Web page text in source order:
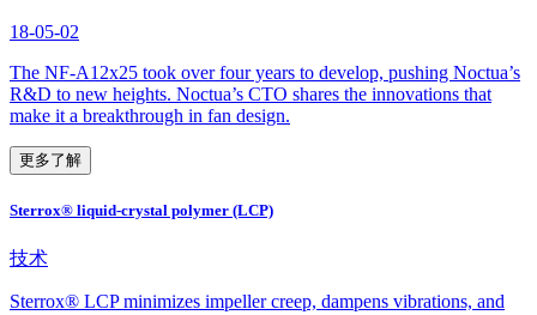
18-05-02
The NF-A12x25 took over four years to develop, pushing Noctua’s
R&D to new heights. Noctua’s CTO shares the innovations that
make it a breakthrough in fan design.
更多了解
Sterrox® liquid-crystal polymer (LCP)
技术
Sterrox® LCP minimizes impeller creep, dampens vibrations, and